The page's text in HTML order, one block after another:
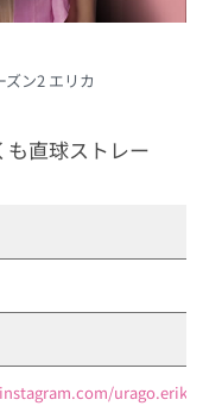
5名
5名
ろい！
要
ズン2 エリカ
も直球ストレー
urago.erika/